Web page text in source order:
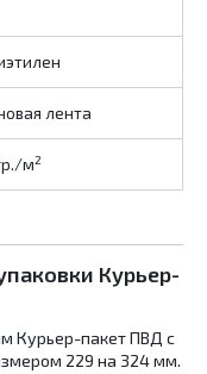
лента
м2
Курьер-
Курьер-пакет ПВД с
229 на 324 мм.